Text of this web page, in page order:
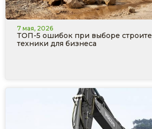
7 мая, 2026
ТОП-5 ошибок при выборе
техники для бизнеса